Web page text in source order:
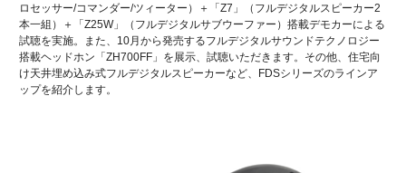
ロセッサー/コマンダー/ツィーター）＋「Z7」（フルデジタルスピーカー2
本一組）＋「Z25W」（フルデジタルサブウーファー）搭載デモカーによる
試聴を実施。また、10月から発売するフルデジタルサウンドテクノロジー
搭載ヘッドホン「ZH700FF」を展示、試聴いただきます。その他、住宅向
け天井埋め込み式フルデジタルスピーカーなど、FDSシリーズのラインア
ップを紹介します。